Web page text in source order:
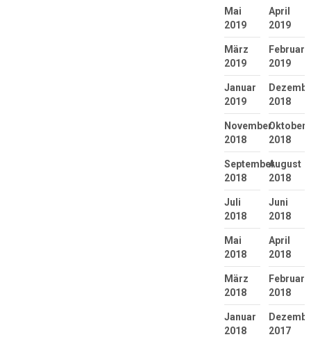
Mai
2019
April
2019
März
2019
Februar
2019
Januar
2019
2018
November
2018
Oktober
2018
September
2018
August
2018
Juli
2018
Juni
2018
Mai
2018
April
2018
März
2018
Februar
2018
Januar
2018
2017